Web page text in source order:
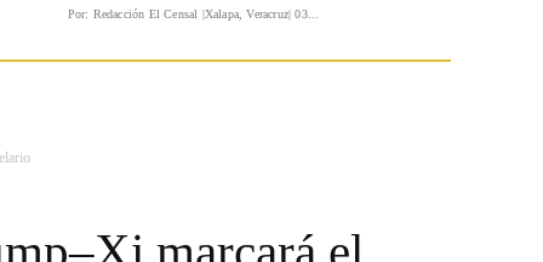
Por: Redacción El Censal |Xalapa, Veracruz| 03...
marcará el